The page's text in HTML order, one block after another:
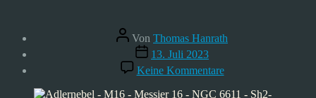
Beitragsautor
Von Thomas Hanrath
Veröffentlichungsdatum
13. Juli 2023
Keine Kommentarezu
Astrofoto:
Adlernebel